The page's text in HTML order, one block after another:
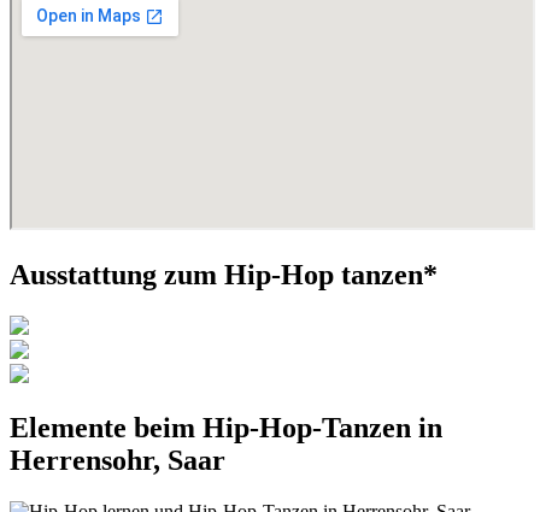
Ausstattung zum Hip-Hop tanzen*
Elemente beim Hip-Hop-Tanzen in
Herrensohr, Saar